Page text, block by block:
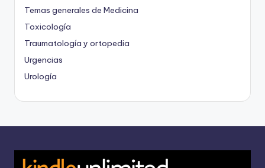
Temas generales de Medicina
Toxicología
Traumatología y ortopedia
Urgencias
Urología